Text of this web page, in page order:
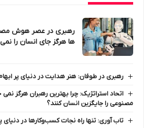
رهبری در عصر هوش
ها هرگز جای انسان را
رهبری در طوفان: هنر هدایت در دنیای پر
اتحاد استراتژیک: چرا بهترین رهبران هرگز
مصنوعی را جایگزین انسان کنند؟
تاب‌ آوری: تنها راه نجات کسب‌وکارها در دنیای